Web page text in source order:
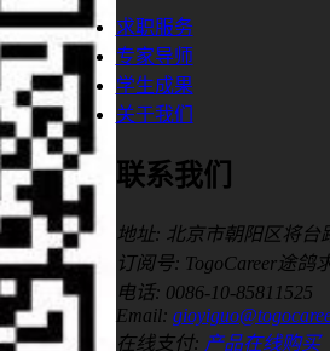
求职服务
专家导师
学生成果
关于我们
联系我们
地址: 北京市朝阳区将台
订阅号: TogoCareer途鸽
电话: 0086-10-85811525
Email:
在线支付: 产品在线购买